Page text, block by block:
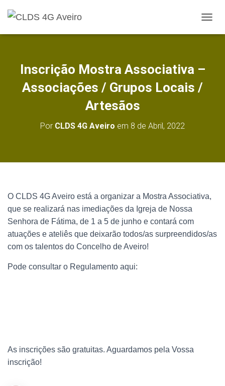
L
Inscrição Mostra Associativa –
Associações / Grupos Locais /
Artesãos
Por CLDS 4G Aveiro em 8 de Abril, 2022
O CLDS 4G Aveiro está a organizar a Mostra Associativa,
que se realizará nas imediações da Igreja de Nossa
Senhora de Fátima, de 1 a 5 de junho e contará com
atuações e ateliês que deixarão todos/as surpreendidos/as
com os talentos do Concelho de Aveiro!
Pode consultar o Regulamento aqui:
As inscrições são gratuitas. Aguardamos pela Vossa
inscrição!